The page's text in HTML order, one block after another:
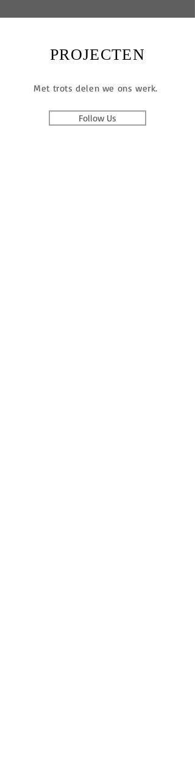
PROJECTEN
Met trots delen we ons werk.
Follow Us